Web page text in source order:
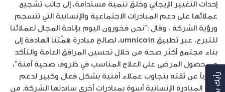
إحداث التغيير الإيجابي وخلق تنمية مستدامة، إلى جانب تشجيع
عملائها على دعم المبادرات الاجتماعية والإنسانية التي تنسجم
ورؤية الشركة ، وقال :”نحن فخورون اليوم بإتاحة المجال لعملائنا
للتبرع، عبر تطبيق umnicoin، لصالح مبادرة همّتنا الهادفة إلى
بناء مجتمع أكثر صحة من خلال تحسين المرافق العامة والـتأكد
من حصول المرضى على العلاج المناسب في ظروف صحية آمنة”،
معرباً عن ثقته بتجاوب عملاء أمنية بشكل فعال وكبير لدعم
هذه المبادرة الإنسانية أسوة بمبادرات أخرى ساندتها الشركة. من